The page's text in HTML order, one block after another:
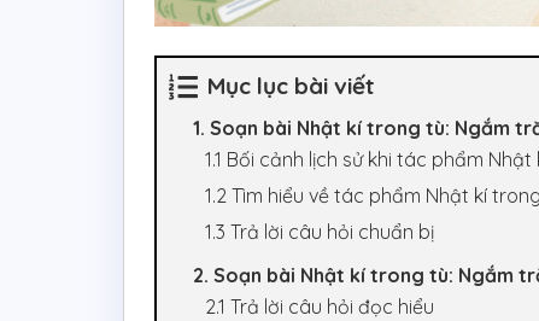
Mục lục bài viết
1. Soạn bài Nhật kí trong tù: Ngắm
1.1 Bối cảnh lịch sử khi tác phẩm
1.2 Tìm hiểu về tác phẩm Nhật kí
1.3 Trả lời câu hỏi chuẩn bị
2. Soạn bài Nhật kí trong tù: Ngắm
2.1 Trả lời câu hỏi đọc hiểu